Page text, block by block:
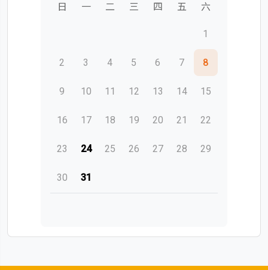
日 一 二 三 四 五 六
1
2 3 4 5 6 7 8
9 10 11 12 13 14 15
16 17 18 19 20 21 22
23 24 25 26 27 28 29
30 31